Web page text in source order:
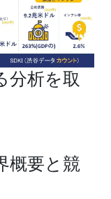
分析を取
概要と競